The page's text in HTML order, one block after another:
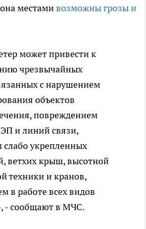
местамивозможны грозы и
может привести к
чрезвычайных
с нарушением
объектов
повреждением
и линий связи,
укрепленных
ветхих крыш, высотной
техники и кранов,
в работе всех видов
- сообщают в МЧС.